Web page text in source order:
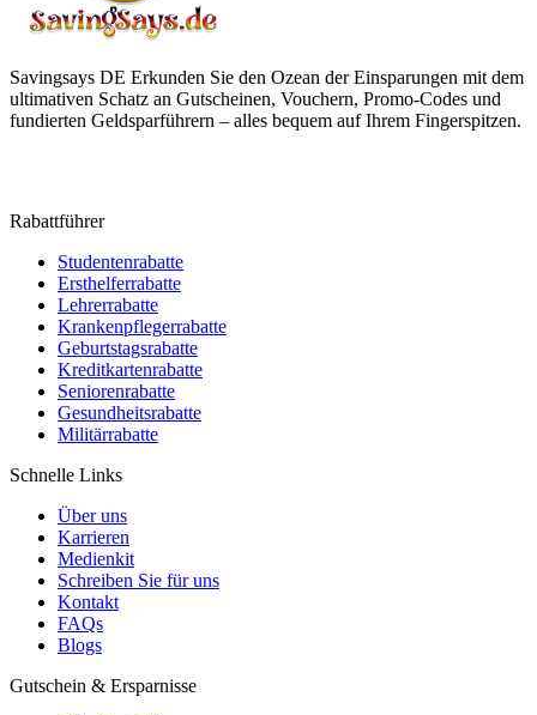
Savingsays DE Erkunden Sie den Ozean der Einsparungen mit dem
ultimativen Schatz an Gutscheinen, Vouchern, Promo-Codes und
fundierten Geldsparführern – alles bequem auf Ihrem Fingerspitzen.
Rabattführer
Studentenrabatte
Ersthelferrabatte
Lehrerrabatte
Krankenpflegerrabatte
Geburtstagsrabatte
Kreditkartenrabatte
Seniorenrabatte
Gesundheitsrabatte
Militärrabatte
Schnelle Links
Über uns
Karrieren
Medienkit
Schreiben Sie für uns
Kontakt
FAQs
Blogs
Gutschein & Ersparnisse